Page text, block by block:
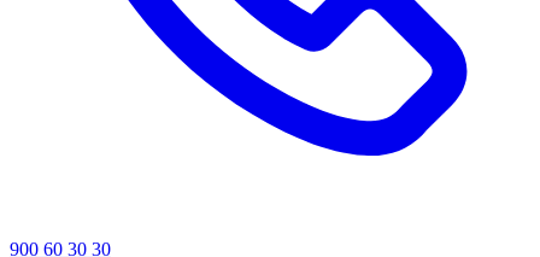
900 60 30 30